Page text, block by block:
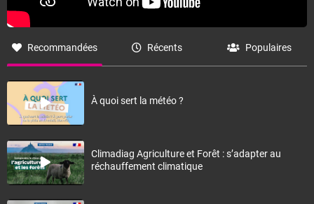
Recommandées Récents Populaires
À quoi sert la météo ?
Climadiag Agriculture et Forêt : s’adapter au
réchauffement climatique